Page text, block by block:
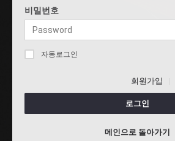
비밀번호
자동로그인
회원가입
로그인
메인으로 돌아가기